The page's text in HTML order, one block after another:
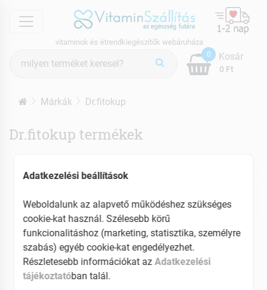
menu
vitaminok és étrendkiegészítők webáruháza
keresés
0
0 Ft
Kosár
Márkák Dr.fitokup
Dr.fitokup termékek
Dr.fitokup
Csicsóka-homoktövis
Adatkezelési beállítások
Weboldalunk az alapvető működéshez szükséges
cookie-kat használ. Szélesebb körű
funkcionalitáshoz (marketing, statisztika, személyre
szabás) egyéb cookie-kat engedélyezhet.
Részletesebb információkat azAdatkezelési
tájékoztatóban talál.